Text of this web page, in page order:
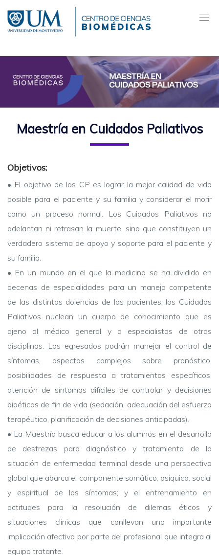
contenido
principal
Maestría en Cuidados Paliativos
Objetivos:
• El objetivo de los CP es lograr la mejor calidad de vida
posible para el paciente y su familia y considerar el morir
como un proceso normal. Los Cuidados Paliativos no
adelantan ni retrasan la muerte, sino que constituyen un
verdadero sistema de apoyo y soporte para el paciente y
su familia.
• En un mundo en el que la medicina se ha dividido en
decenas de especialidades para un manejo competente
de las distintas dolencias de los pacientes, los Cuidados
Paliativos nuclean un cuerpo de conocimiento que es
ajeno al médico general y a especialistas de otras
disciplinas. Los egresados podrán manejar el control de
síntomas, aspectos complejos sobre pronóstico,
posibilidades de respuesta a tratamientos específicos,
atención de síntomas difíciles de controlar y decisiones
bioéticas de fin de vida (sedación, adecuación del esfuerzo
terapéutico, planificación de decisiones anticipadas).
• La Maestría busca educar a los alumnos en el desarrollo
de destrezas para diagnóstico y tratamiento de la
situación de enfermedad terminal desde una perspectiva
global que abarca el componente somático, psíquico, social
y espiritual de los síntomas; y el entrenamiento en
actitudes para la resolución de dilemas éticos y
situaciones clínicas que conllevan una importante
implicación afectiva por parte del profesional que integra al
equipo tratante.